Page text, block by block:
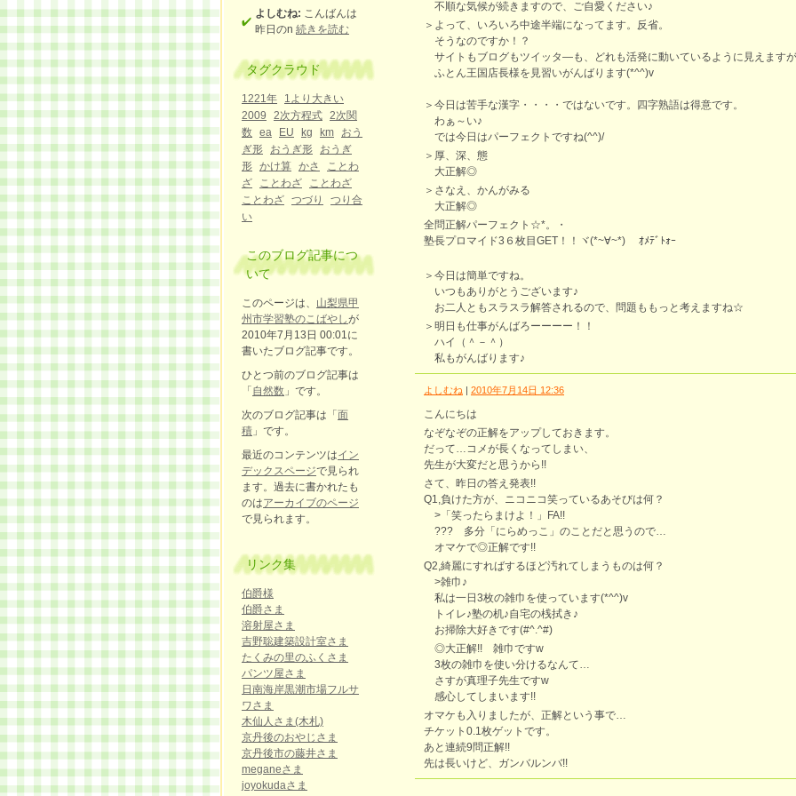
不順な気候が続きますので、ご自愛ください♪
＞よって、いろいろ中途半端になってます。反省。
そうなのですか！？
サイトもブログもツイッタ―も、どれも活発に動いているように見えます
ふとん王国店長様を見習いがんばります(*^^)v
＞今日は苦手な漢字・・・・ではないです。四字熟語は得意です。
わぁ～い♪
では今日はパーフェクトですね(^^)/
＞厚、深、態
大正解◎
＞さなえ、かんがみる
大正解◎
全問正解パーフェクト☆*。・
塾長プロマイド3６枚目GET！！ヾ(*~∀~*)ゞ ｵﾒﾃﾞﾄｫｰ
＞今日は簡単ですね。
いつもありがとうございます♪
お二人ともスラスラ解答されるので、問題ももっと考えますね☆
＞明日も仕事がんばろーーーー！！
ハイ（＾－＾）
私もがんばります♪
よしむね | 2010年7月14日 12:36
こんにちは
なぞなぞの正解をアップしておきます。
だって…コメが長くなってしまい、
先生が大変だと思うから!!
さて、昨日の答え発表!!
Q1,負けた方が、ニコニコ笑っているあそびは何？
>「笑ったらまけよ！」FA!!
??? 多分「にらめっこ」のことだと思うので…
オマケで◎正解です!!
Q2,綺麗にすればするほど汚れてしまうものは何？
>雑巾♪
私は一日3枚の雑巾を使っています(*^^)v
トイレ♪塾の机♪自宅の桟拭き♪
お掃除大好きです(#^.^#)
◎大正解!! 雑巾ですw
3枚の雑巾を使い分けるなんて…
さすが真理子先生ですw
感心してしまいます!!
オマケも入りましたが、正解という事で…
チケット0.1枚ゲットです。
あと連続9問正解!!
先は長いけど、ガンバルンバ!!
よしむね: こんばんは
昨日のn 続きを読む
タグクラウド
1221年
1より大きい
2009
2次方程式 2次関
数
ea EU kg km
おう
ぎ形
おうぎ形
おうぎ
形 かけ算 かさ
ことわ
ざ
ことわざ
ことわざ
ことわざ つづり
つり合
い
このブログ記事につ
いて
このページは、 山梨県甲
州市学習塾のこばやしが
2010年7月13日 00:01に
書いたブログ記事です。
ひとつ前のブログ記事は
「 自然数 」です。
次のブログ記事は「 面
積 」です。
最近のコンテンツはイン
デックスページで見られ
ます。過去に書かれたも
のはアーカイブのページ
で見られます。
リンク集
伯爵様
伯爵さま
溶射屋さま
吉野聡建築設計室さま
たくみの里のふくさま
パンツ屋さま
日南海岸黒潮市場フルサ
ワさま
木仙人さま(木札)
京丹後のおやじさま
京丹後市の藤井さま
meganeさま
joyokudaさま